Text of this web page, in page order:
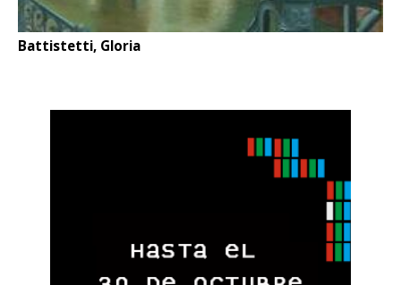
Battistetti, Gloria